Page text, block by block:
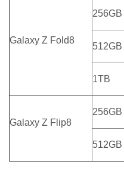
Galaxy Z Fold8
256GB
512GB
1TB
Galaxy Z Flip8
256GB
512GB